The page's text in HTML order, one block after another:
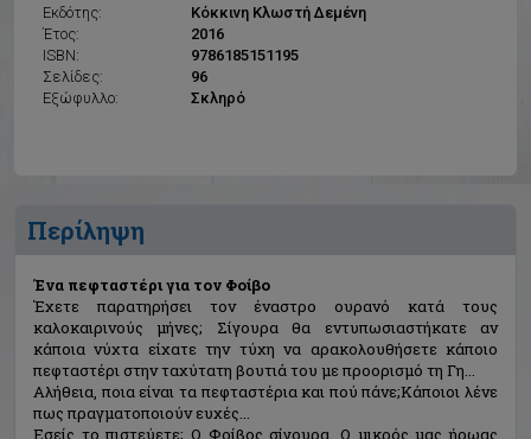
Εκδότης:
Κόκκινη Κλωστή Δεμένη
Έτος:
2016
ISBN:
9786185151195
Σελίδες:
96
Εξώφυλλο:
Σκληρό
Περίληψη
Ένα πεφταστέρι για τον Φοίβο
Έχετε παρατηρήσει τον έναστρο ουρανό κατά τους
καλοκαιρινούς μήνες; Σίγουρα θα εντυπωσιαστήκατε αν
κάποια νύχτα είχατε την τύχη να αρακολουθήσετε κάποιο
πεφταστέρι στην ταχύτατη βουτιά του με προορισμό τη Γη...
Αλήθεια, ποια είναι τα πεφταστέρια και πού πάνε;Κάποιοι λένε
πως πραγματοποιούν ευχές...
Εσείς το πιστεύετε; Ο Φοίβος σίγουρα. Ο μικρός μας ήρωας